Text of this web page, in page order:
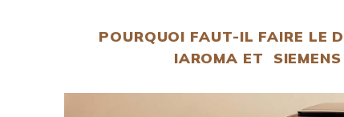
POURQUOI FAUT-IL FAIRE LE
IAROMA ET